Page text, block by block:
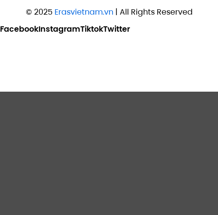
© 2025 Erasvietnam.vn| All Rights Reserved
FacebookInstagramTiktokTwitter